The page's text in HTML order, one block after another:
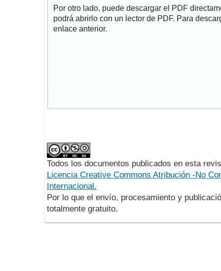
Por otro lado, puede descargar el PDF
podrá abrirlo con un lector de PDF. Para
enlace anterior.
Todos los documentos publicados en esta
Licencia Creative Commons Atribución -No
Internacional.
Por lo que el envío, procesamiento y
totalmente gratuito.